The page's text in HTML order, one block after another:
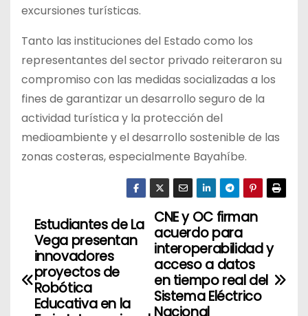
excursiones turísticas.
Tanto las instituciones del Estado como los
representantes del sector privado reiteraron su
compromiso con las medidas socializadas a los
fines de garantizar un desarrollo seguro de la
actividad turística y la protección del
medioambiente y el desarrollo sostenible de las
zonas costeras, especialmente Bayahíbe.
N
v
CNE y OC firman
acuerdo para
interoperabilidad y
acceso a datos
en tiempo real del
Sistema Eléctrico
Nacional
Estudiantes de La
Vega presentan
innovadores
proyectos de
Robótica
Educativa en la